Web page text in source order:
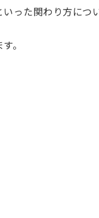
った関わり方につ
。